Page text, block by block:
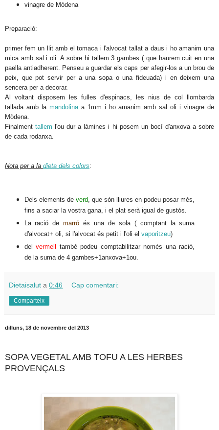
vinagre de Mòdena
Preparació:
primer fem un llit amb el tomaca i l'alvocat tallat a daus i ho amanim una
mica amb sal i oli. A sobre hi tallem 3 gambes ( que haurem cuit en una
paella antiadherent. Penseu a guardar els caps per afegir-los a un brou de
peix, que pot servir per a una sopa o una fideuada) i en deixem una
sencera per a decorar.
Al voltant disposem les fulles d'espinacs, les nius de col llombarda
tallada amb la mandolinaa 1mm i ho amanim amb sal oli i vinagre de
Mòdena.
Finalmenttallem l'ou dur a làmines i hi posem un bocí d'anxova a sobre
de cada rodanxa.
Nota per a la dieta dels colors:
Dels elements de verd, que són lliures en podeu posar més,
fins a saciar la vostra gana, i el plat serà igual de gustós.
La ració demarró és una de sola ( comptant la suma
d'alvocat+ oli, si l'alvocat és petit i l'oli el vaporitzeu)
delvermell també podeu comptabilitzar només una ració,
de la suma de 4 gambes+1anxova+1ou.
Dietaisalut a 0:46 Cap comentari:
Comparteix
dilluns, 18 de novembre del 2013
SOPA VEGETAL AMB TOFU A LES HERBES
PROVENÇALS